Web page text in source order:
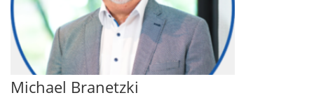
Michael Branetzki